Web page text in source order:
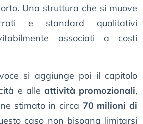
Una struttura che si muove
e standard qualitativi
associati a costi
si aggiunge poi il capitolo
e alle attività promozionali,
stimato in circa 70 milioni di
caso non bisogna limitarsi